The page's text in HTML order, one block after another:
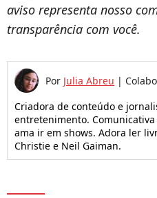
aviso representa nosso
transparência com você.
Por Julia Abreu |
Criadora de conteúdo e
entretenimento.
ama ir em shows. Adora ler
Christie e Neil Gaiman.